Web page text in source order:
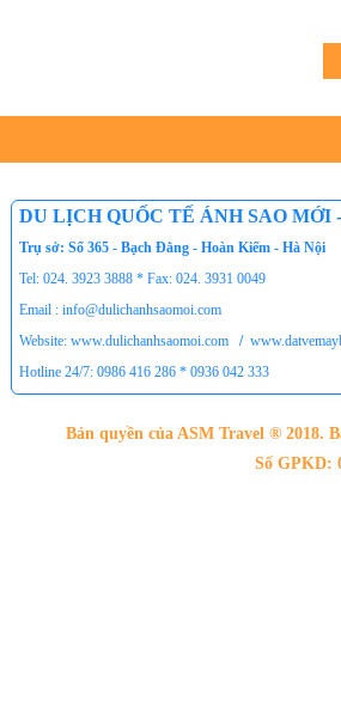
DU LỊCH QUỐC TẾ ÁNH SAO MỚI
Trụ sở: Số 365 - Bạch Đằng - Hoàn Kiếm - Hà Nội
Tel: 024. 3923 3888 * Fax: 024. 3931 0049
Email : info@dulichanhsaomoi.com
Website: www.dulichanhsaomoi.com
/
Hotline 24/7: 0986 416 286 * 0936 042 333
Bản quyền của ASM Travel ® 2018.
Số GPKD: